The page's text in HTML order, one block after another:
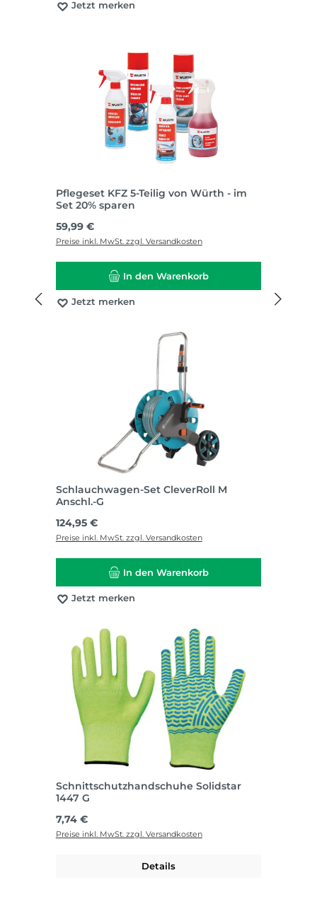
Jetzt merken
Pflegeset KFZ 5-Teilig von Würth - im
Set 20% sparen
Regulärer Preis:
59,99 €
Preise inkl. MwSt. zzgl. Versandkosten
In den Warenkorb
Jetzt merken
Schlauchwagen-Set CleverRoll M
Anschl.-G
Regulärer Preis:
124,95 €
Preise inkl. MwSt. zzgl. Versandkosten
In den Warenkorb
Jetzt merken
Schnittschutzhandschuhe Solidstar
1447 G
Regulärer Preis:
7,74 €
Preise inkl. MwSt. zzgl. Versandkosten
Details